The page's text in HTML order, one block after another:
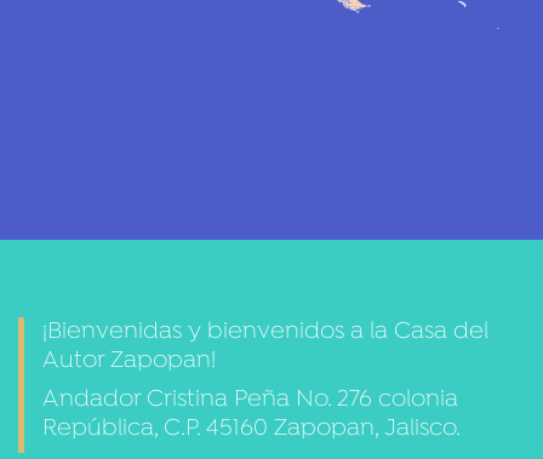
¡Bienvenidas y bienvenidos a la Casa del
Autor Zapopan!
Andador Cristina Peña No. 276 colonia
República, C.P. 45160 Zapopan, Jalisco.